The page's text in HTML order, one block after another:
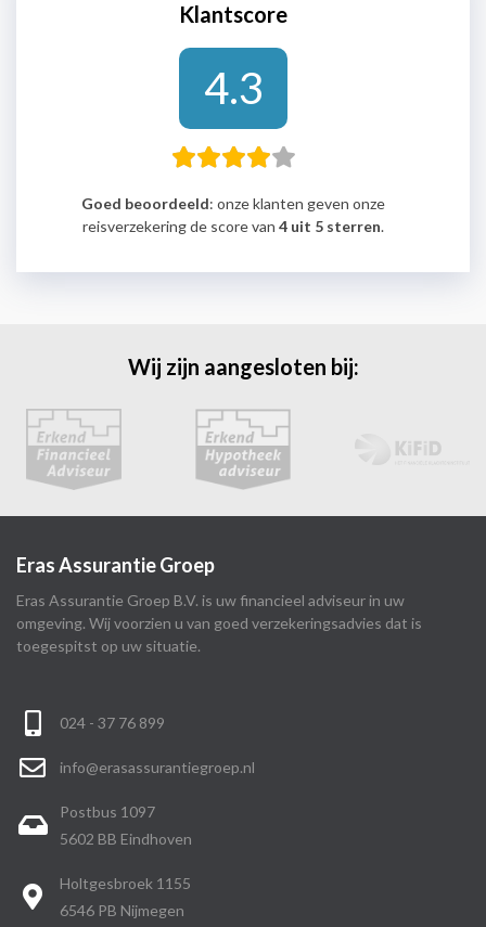
Klantscore
4.3
Goed beoordeeld: onze klanten geven onze
reisverzekering de score van 4 uit 5 sterren.
Wij zijn aangesloten bij:
Eras Assurantie Groep
Eras Assurantie Groep B.V. is uw financieel adviseur in uw
omgeving. Wij voorzien u van goed verzekeringsadvies dat is
toegespitst op uw situatie.
024 - 37 76 899
info@erasassurantiegroep.nl
Postbus 1097
5602 BB Eindhoven
Holtgesbroek 1155
6546 PB Nijmegen